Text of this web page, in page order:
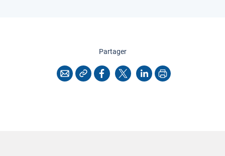
Partagercette page
CourrielCopier l'adresse
Facebook
X LinkedInImprimer